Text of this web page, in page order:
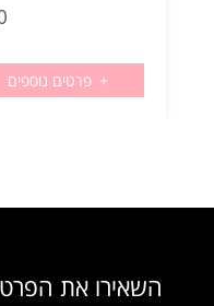
+ פרטים נוספים
השאירו את